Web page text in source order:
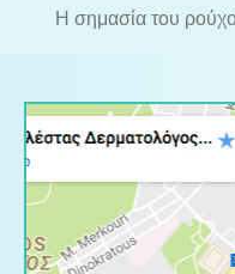
Η σημασία του